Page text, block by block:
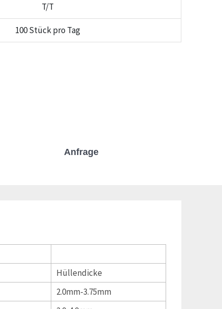
T/T
100 Stück pro Tag
Anfrage
Hüllendicke
2.0mm-3.75mm